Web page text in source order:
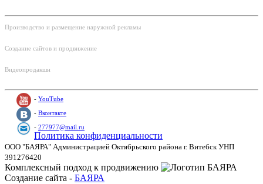
Производство и размещение наружной рекламы
Создание сайтов и продвижение
Видеопродакшн
- YouTube
- Вконтакте
- 277977@mail.ru
Политика конфиденциальности
ООО "БАЯРА" Администрацией Октябрьского района г. Витебск УНП
391276420
Комплексный подход к продвижению
Создание сайта - БАЯРА